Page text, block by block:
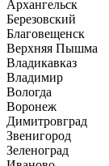
Архангельск
Березовский
Благовещенск
Верхняя Пышма
Владикавказ
Владимир
Вологда
Воронеж
Димитровград
Звенигород
Зеленоград